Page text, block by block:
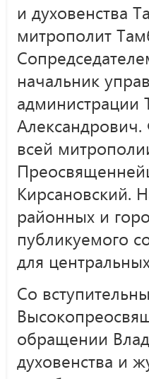
и духовенства
митрополит
начальник
администрации
Александрович.
всей
Кирсановский.
районных и
публикуемого
для
Со
обращении
духовенства и